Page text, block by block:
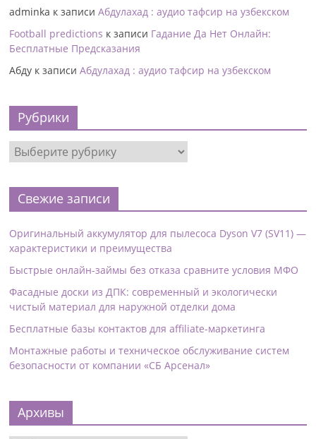
adminka к записиАбдулахад : аудио тафсир на узбекском
Football predictions к записи Гадание Да Нет Онлайн:
Бесплатные Предсказания
Абду к записиАбдулахад : аудио тафсир на узбекском
Рубрики
Свежие записи
Оригинальный аккумулятор для пылесоса Dyson V7 (SV11) —
характеристики и преимущества
Быстрые онлайн-займы без отказа сравните условия МФО
Фасадные доски из ДПК: современный и экологически
чистый материал для наружной отделки дома
Бесплатные базы контактов для affiliate-маркетинга
Монтажные работы и техническое обслуживание систем
безопасности от компании «СБ Арсенал»
Архивы